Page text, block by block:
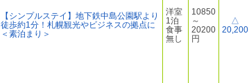
【シンプルステイ】地下鉄中島公園駅より
徒歩約1分！札幌観光やビジネスの拠点に
＜素泊まり＞
洋室
1泊
食事
無し
10850
～
20200
円
△
20,200